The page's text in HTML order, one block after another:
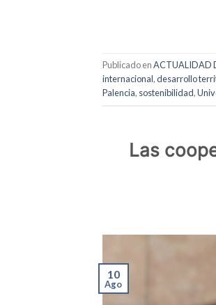
Publicado enACTUALIDAD
internacional,desarrollo
Palencia, sostenibilidad,
Las
10
Ago